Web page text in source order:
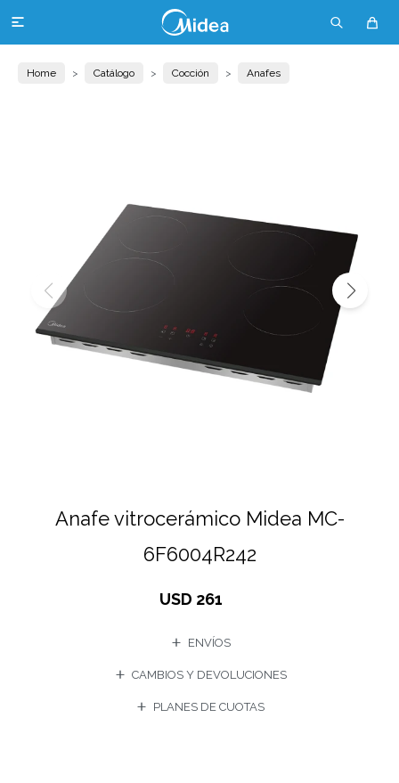

Home Catálogo Cocción Anafes
Anafe vitrocerámico Midea MC-
6F6004R242
USD 261
ENVÍOS
CAMBIOS Y DEVOLUCIONES
PLANES DE CUOTAS